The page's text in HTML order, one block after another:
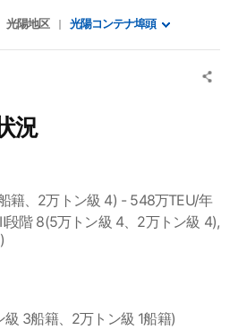
光陽地区 光陽コンテナ埠頭
況
籍、2万トン級 4) - 548万TEU/年
段階 8(5万トン級 4、2万トン級 4),
3船籍、2万トン級 1船籍)